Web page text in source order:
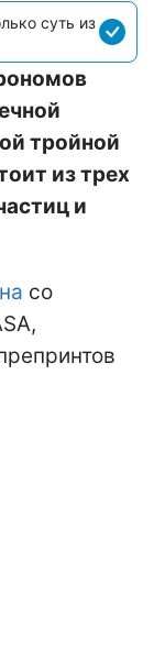
суть из
тройной
из трех
и
со